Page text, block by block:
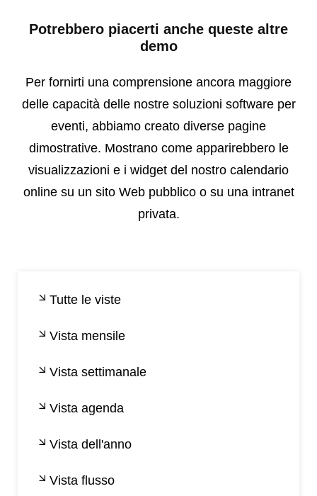
Potrebbero piacerti anche queste altre
demo
Per fornirti una comprensione ancora maggiore
delle capacità delle nostre soluzioni software per
eventi, abbiamo creato diverse pagine
dimostrative. Mostrano come apparirebbero le
visualizzazioni e i widget del nostro calendario
online su un sito Web pubblico o su una intranet
privata.
Tutte le viste
Vista mensile
Vista settimanale
Vista agenda
Vista dell'anno
Vista flusso